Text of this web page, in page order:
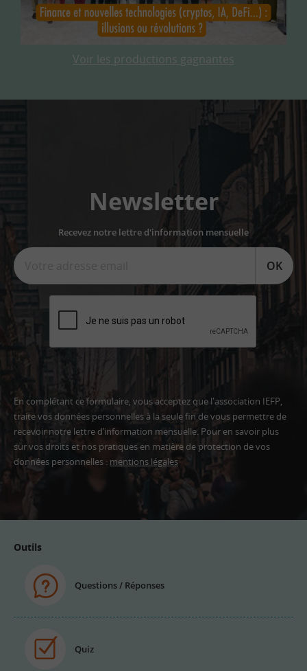
Voir les productions gagnantes
Newsletter
Recevez notre lettre d'information mensuelle
OK
En complétant ce formulaire, vous acceptez que l'association IEFP,
traite vos données personnelles à la seule fin de vous permettre de
recevoir notre lettre d’information mensuelle. Pour en savoir plus
sur vos droits et nos pratiques en matière de protection de vos
données personnelles : mentions légales
Outils
Questions / Réponses
Quiz